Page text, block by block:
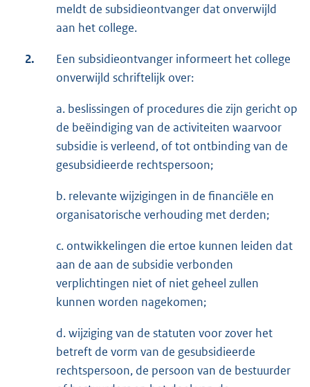
meldt de subsidieontvanger dat onverwijld
aan het college.
2.
Een subsidieontvanger informeert het college
onverwijld schriftelijk over:
a. beslissingen of procedures die zijn gericht op
de beëindiging van de activiteiten waarvoor
subsidie is verleend, of tot ontbinding van de
gesubsidieerde rechtspersoon;
b. relevante wijzigingen in de financiële en
organisatorische verhouding met derden;
c. ontwikkelingen die ertoe kunnen leiden dat
aan de aan de subsidie verbonden
verplichtingen niet of niet geheel zullen
kunnen worden nagekomen;
d. wijziging van de statuten voor zover het
betreft de vorm van de gesubsidieerde
rechtspersoon, de persoon van de bestuurder